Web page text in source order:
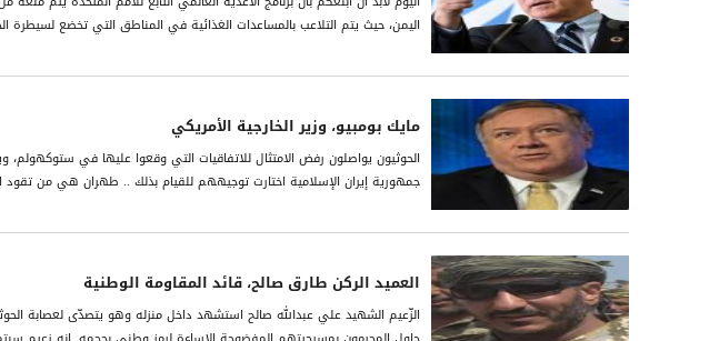
اليمن، حيث يتم التلاعب بالمساعدات الغذائية في المناطق التي تخضع لسيطرة
مايك بومبيو، وزير الخارجية الأمريكي
الحوثيون يواصلون رفض الامتثال للاتفاقيات التي وقعوا عليها في
جمهورية إيران الإسلامية اختارت توجيههم للقيام بذلك .. طهران هي من تقود
العميد الركن طارق صالح، قائد المقاومة الوطنية
الزّعيم الشهيد علي عبدالله صالح استشهد داخل منزله وهو يتصدّى لعصابة